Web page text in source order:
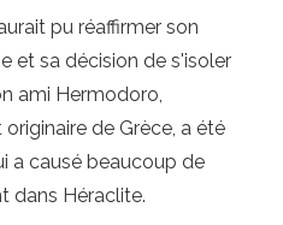
pu réaffirmer son
et sa décision de s'isoler
ami Hermodoro,
de Grèce, a été
a causé beaucoup de
dans Héraclite.